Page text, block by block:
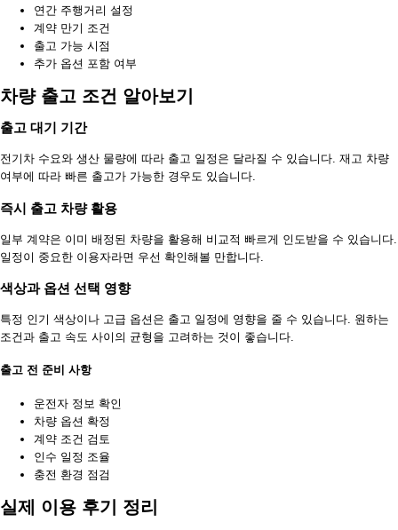
연간 주행거리 설정
계약 만기 조건
출고 가능 시점
추가 옵션 포함 여부
차량 출고 조건 알아보기
출고 대기 기간
전기차 수요와 생산 물량에 따라 출고 일정은 달라질 수 있습니다. 재고 차량
여부에 따라 빠른 출고가 가능한 경우도 있습니다.
즉시 출고 차량 활용
일부 계약은 이미 배정된 차량을 활용해 비교적 빠르게 인도받을 수 있습니다.
일정이 중요한 이용자라면 우선 확인해볼 만합니다.
색상과 옵션 선택 영향
특정 인기 색상이나 고급 옵션은 출고 일정에 영향을 줄 수 있습니다. 원하는
조건과 출고 속도 사이의 균형을 고려하는 것이 좋습니다.
출고 전 준비 사항
운전자 정보 확인
차량 옵션 확정
계약 조건 검토
인수 일정 조율
충전 환경 점검
실제 이용 후기 정리